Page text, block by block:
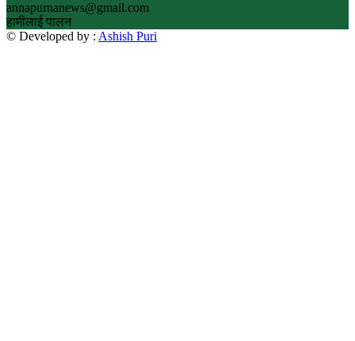
annapurnanews@gmail.com
हामीलाई पालन
© Developed by : Ashish Puri